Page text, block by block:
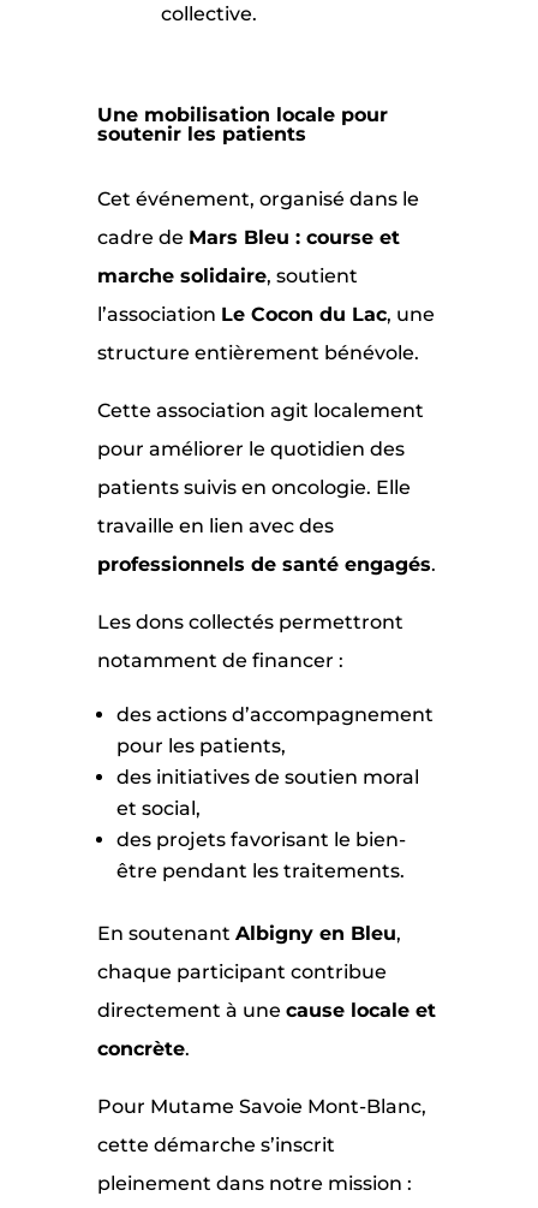
collective.
Une mobilisation locale pour
soutenir les patients
Cet événement, organisé dans le
cadre de Mars Bleu : course et
marche solidaire, soutient
l’association Le Cocon du Lac, une
structure entièrement bénévole.
Cette association agit localement
pour améliorer le quotidien des
patients suivis en oncologie. Elle
travaille en lien avec des
professionnels de santé engagés.
Les dons collectés permettront
notamment de financer :
des actions d’accompagnement
pour les patients,
des initiatives de soutien moral
et social,
des projets favorisant le bien-
être pendant les traitements.
En soutenant Albigny en Bleu,
chaque participant contribue
directement à une cause locale et
concrète.
Pour Mutame Savoie Mont-Blanc,
cette démarche s’inscrit
pleinement dans notre mission :